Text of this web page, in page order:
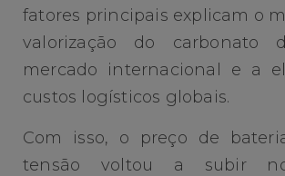
fatores principais explicam o
valorização do
mercado internacional e a
custos logísticos globais.
Com isso, o preço de
tensão voltou a subir